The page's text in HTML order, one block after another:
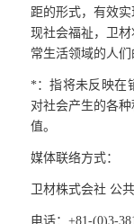
距的形式，有效
现社会福祉，卫
常生活领域的人们
*：指将未反映在
对社会产生的各
值。
媒体联络方式：
卫材株式会社 公
电话：+81-(0)3-